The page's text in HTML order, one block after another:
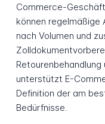
Commerce-
können regelmäßige
nach Volumen und
unterstützt E-
Definition der am
Bedürfnisse.